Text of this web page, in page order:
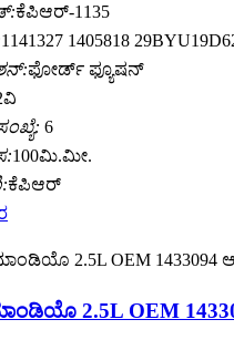
ಕೆಪಿಆರ್-1135
1141327 1405818
ಫೋರ್ಡ್ ಫ್ಯೂಷನ್
6
100ಮಿ.ಮೀ.
ಕೆಪಿಆರ್
2.5L OEM